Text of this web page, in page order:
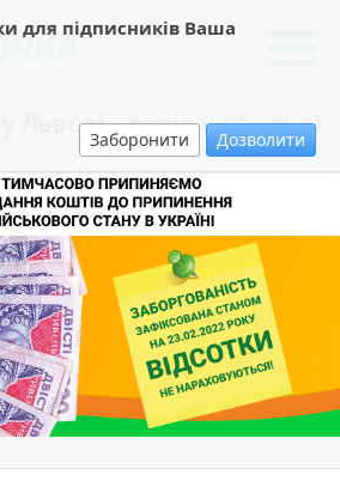
для підписників Ваша
Заборонити Дозволити
Львові - легко і швидко!